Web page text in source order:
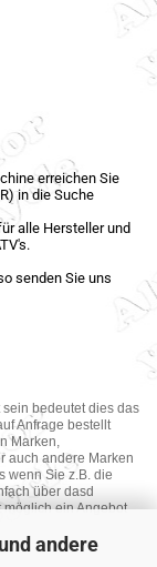
andere
erreichen Sie
in die Suche
alle Hersteller und
senden Sie uns
bedeutet dies das
Anfrage bestellt
Marken,
auch andere Marken
wenn Sie z.B. die
über dasd
ein Angebot